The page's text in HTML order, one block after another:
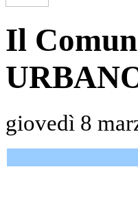
Il
giovedì 8